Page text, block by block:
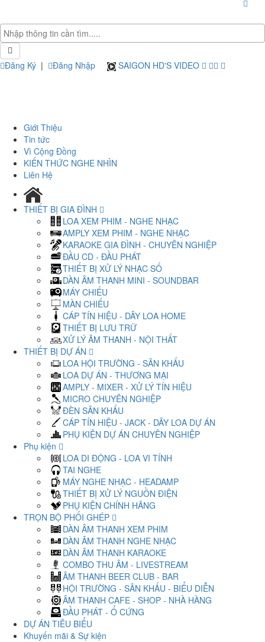
Đăng Ký | Đăng Nhập SAIGON HD'S VIDEO
Giới Thiệu
Tin tức
Vì Cộng Đồng
KIẾN THỨC NGHE NHÌN
Liên Hệ
THIẾT BỊ GIA ĐÌNH
LOA XEM PHIM - NGHE NHẠC
AMPLY XEM PHIM - NGHE NHẠC
KARAOKE GIA ĐÌNH - CHUYÊN NGHIỆP
ĐẦU CD - ĐẦU PHÁT
THIẾT BỊ XỬ LÝ NHẠC SỐ
DÀN ÂM THANH MINI - SOUNDBAR
MÁY CHIẾU
MÀN CHIẾU
CÁP TÍN HIỆU - DÂY LOA HOME
THIẾT BỊ LƯU TRỮ
XỬ LÝ ÂM THANH - NỘI THẤT
THIẾT BỊ DỰ ÁN
LOA HỘI TRƯỜNG - SÂN KHẤU
LOA DỰ ÁN - THƯƠNG MẠI
AMPLY - MIXER - XỬ LÝ TÍN HIỆU
MICRO CHUYÊN NGHIỆP
ĐÈN SÂN KHẤU
CÁP TÍN HIỆU - JACK - DÂY LOA DỰ ÁN
PHỤ KIỆN DỰ ÁN CHUYÊN NGHIỆP
Phụ kiện
LOA DI ĐỘNG - LOA VI TÍNH
TAI NGHE
MÁY NGHE NHẠC - HEADAMP
THIẾT BỊ XỬ LÝ NGUỒN ĐIỆN
PHỤ KIỆN CHÍNH HÃNG
TRỌN BỘ PHỐI GHÉP
DÀN ÂM THANH XEM PHIM
DÀN ÂM THANH NGHE NHẠC
DÀN ÂM THANH KARAOKE
COMBO THU ÂM - LIVESTREAM
ÂM THANH BEER CLUB - BAR
HỘI TRƯỜNG - SÂN KHẤU - BIỂU DIỄN
ÂM THANH CAFE - SHOP - NHÀ HÀNG
ĐẦU PHÁT - Ổ CỨNG
DỰ ÁN TIÊU BIỂU
Khuyến mãi & Sự kiện